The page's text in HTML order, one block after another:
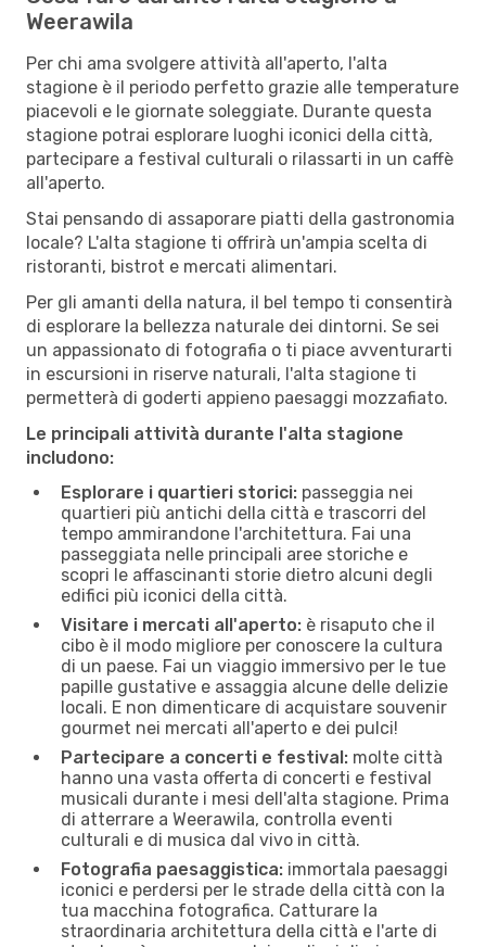
Weerawila
Per chi ama svolgere attività all'aperto, l'alta
stagione è il periodo perfetto grazie alle temperature
piacevoli e le giornate soleggiate. Durante questa
stagione potrai esplorare luoghi iconici della città,
partecipare a festival culturali o rilassarti in un caffè
all'aperto.
Stai pensando di assaporare piatti della gastronomia
locale? L'alta stagione ti offrirà un'ampia scelta di
ristoranti, bistrot e mercati alimentari.
Per gli amanti della natura, il bel tempo ti consentirà
di esplorare la bellezza naturale dei dintorni. Se sei
un appassionato di fotografia o ti piace avventurarti
in escursioni in riserve naturali, l'alta stagione ti
permetterà di goderti appieno paesaggi mozzafiato.
Le principali attività durante l'alta stagione
includono:
Esplorare i quartieri storici: passeggia nei
quartieri più antichi della città e trascorri del
tempo ammirandone l'architettura. Fai una
passeggiata nelle principali aree storiche e
scopri le affascinanti storie dietro alcuni degli
edifici più iconici della città.
Visitare i mercati all'aperto: è risaputo che il
cibo è il modo migliore per conoscere la cultura
di un paese. Fai un viaggio immersivo per le tue
papille gustative e assaggia alcune delle delizie
locali. E non dimenticare di acquistare souvenir
gourmet nei mercati all'aperto e dei pulci!
Partecipare a concerti e festival: molte città
hanno una vasta offerta di concerti e festival
musicali durante i mesi dell'alta stagione. Prima
di atterrare a Weerawila, controlla eventi
culturali e di musica dal vivo in città.
Fotografia paesaggistica: immortala paesaggi
iconici e perdersi per le strade della città con la
tua macchina fotografica. Catturare la
straordinaria architettura della città e l'arte di